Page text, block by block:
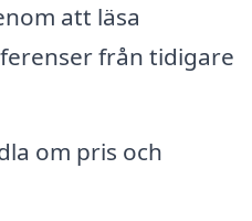
att läsa
från tidigare
om pris och